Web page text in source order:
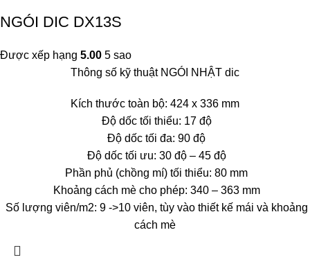
NGÓI DIC DX13S
Được xếp hạng 5.00 5 sao
Thông số kỹ thuật NGÓI NHẬT dic
Kích thước toàn bộ: 424 x 336 mm
Độ dốc tối thiểu: 17 độ
Độ dốc tối đa: 90 độ
Độ dốc tối ưu: 30 độ – 45 độ
Phần phủ (chồng mí) tối thiểu: 80 mm
Khoảng cách mè cho phép: 340 – 363 mm
Số lượng viên/m2: 9 ->10 viên, tùy vào thiết kế mái và khoảng
cách mè